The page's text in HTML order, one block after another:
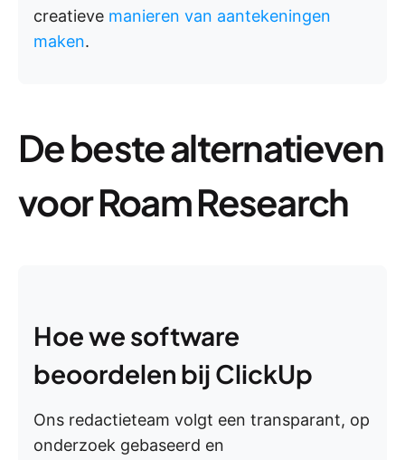
creatieve manieren van aantekeningen
maken.
De beste alternatieven
voor Roam Research
Hoe we software
beoordelen bij ClickUp
Ons redactieteam volgt een transparant, op
onderzoek gebaseerd en